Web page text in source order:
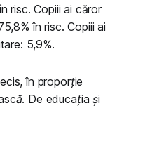
risc. Copiii ai căror
în risc. Copiii ai
5,9%.
în proporție
De educația și